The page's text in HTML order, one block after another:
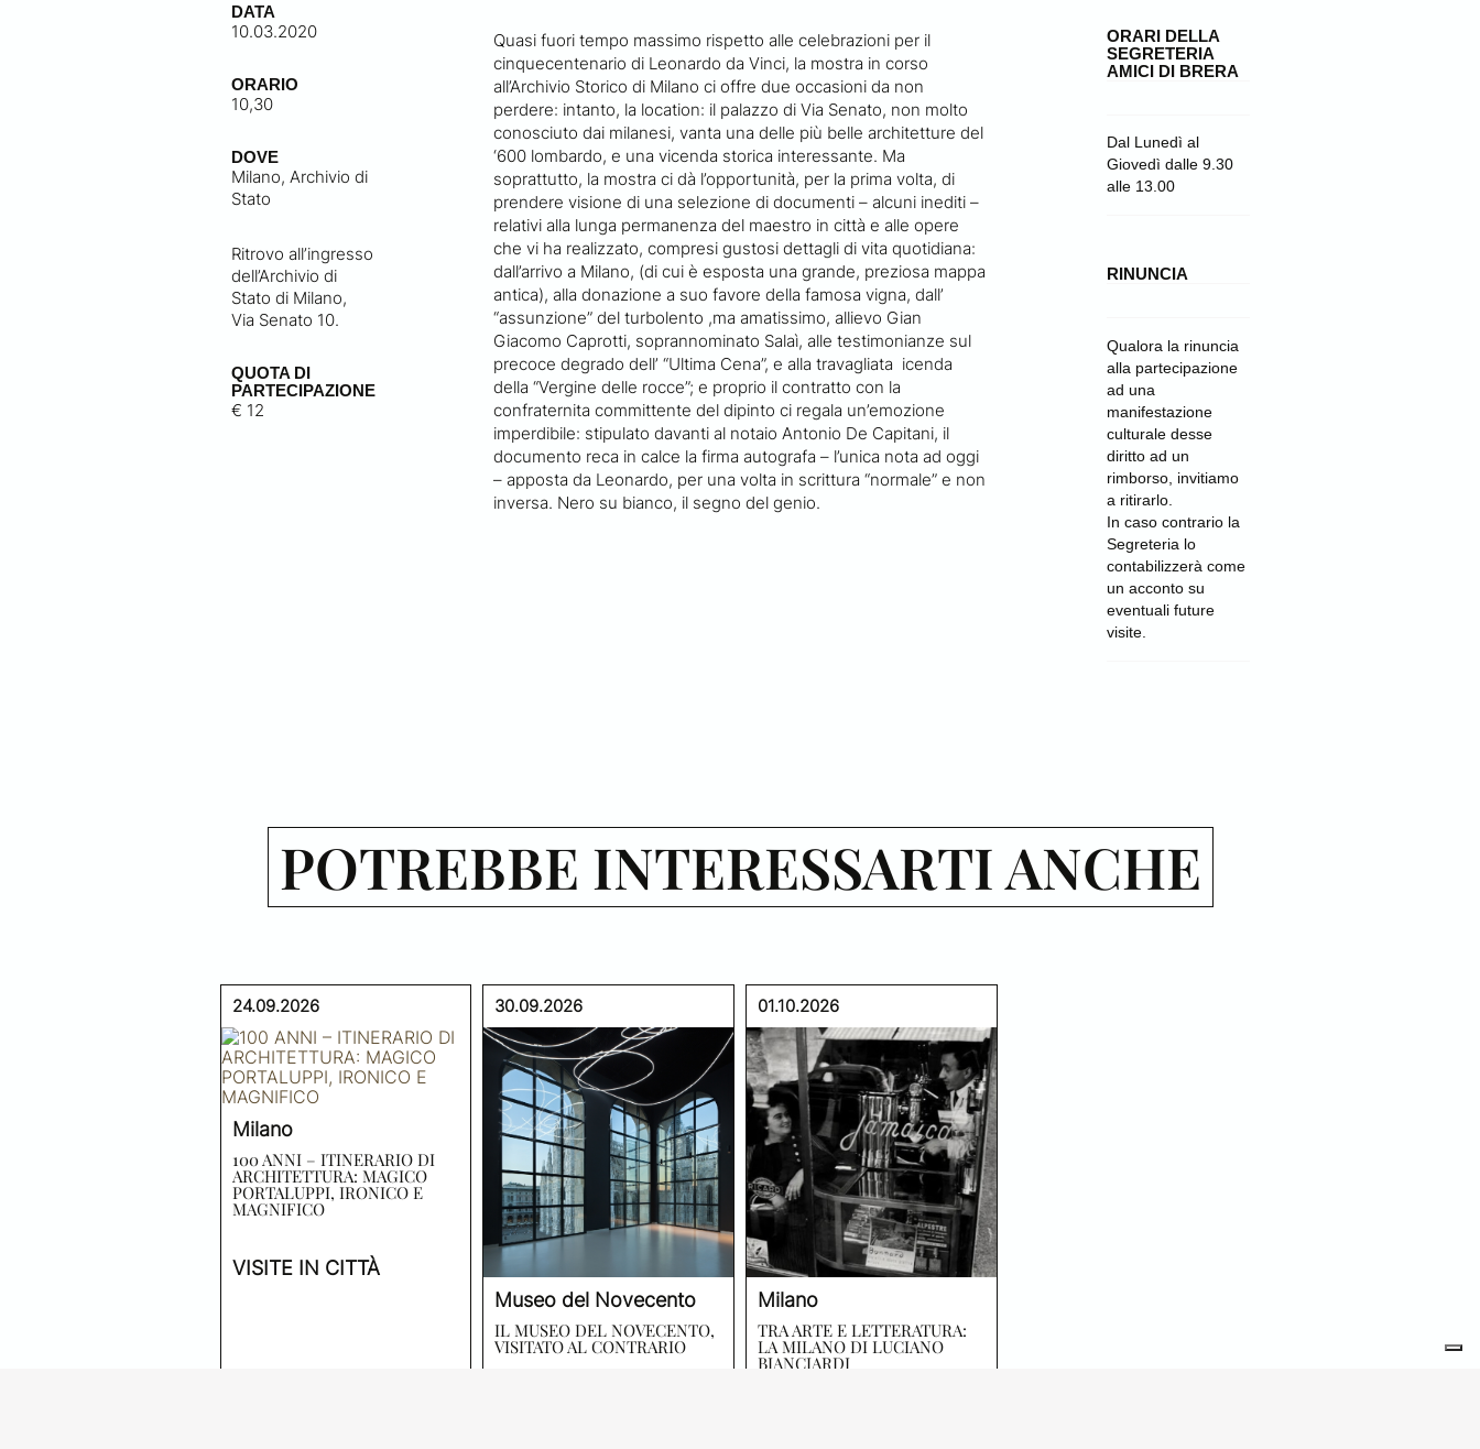
DATA
10.03.2020
ORARIO
10,30
DOVE
Milano, Archivio di
Stato
Ritrovo all’ingresso
dell’Archivio di
Stato di Milano,
Via Senato 10.
QUOTA DI
PARTECIPAZIONE
€ 12
Quasi fuori tempo massimo rispetto alle celebrazioni per il
cinquecentenario di Leonardo da Vinci, la mostra in corso
all’Archivio Storico di Milano ci offre due occasioni da non
perdere: intanto, la location: il palazzo di Via Senato, non molto
conosciuto dai milanesi, vanta una delle più belle architetture del
‘600 lombardo, e una vicenda storica interessante. Ma
soprattutto, la mostra ci dà l’opportunità, per la prima volta, di
prendere visione di una selezione di documenti – alcuni inediti –
relativi alla lunga permanenza del maestro in città e alle opere
che vi ha realizzato, compresi gustosi dettagli di vita quotidiana:
dall’arrivo a Milano, (di cui è esposta una grande, preziosa mappa
antica), alla donazione a suo favore della famosa vigna, dall’
“assunzione” del turbolento ,ma amatissimo, allievo Gian
Giacomo Caprotti, soprannominato Salaì, alle testimonianze sul
precoce degrado dell’ “Ultima Cena”, e alla travagliata icenda
della “Vergine delle rocce”; e proprio il contratto con la
confraternita committente del dipinto ci regala un’emozione
imperdibile: stipulato davanti al notaio Antonio De Capitani, il
documento reca in calce la firma autografa – l’unica nota ad oggi
– apposta da Leonardo, per una volta in scrittura “normale” e non
inversa. Nero su bianco, il segno del genio.
ORARI DELLA
SEGRETERIA
AMICI DI BRERA
Dal Lunedì al
Giovedì dalle 9.30
alle 13.00
RINUNCIA
Qualora la rinuncia
alla partecipazione
ad una
manifestazione
culturale desse
diritto ad un
rimborso, invitiamo
a ritirarlo.
In caso contrario la
Segreteria lo
contabilizzerà come
un acconto su
eventuali future
visite.
POTREBBE INTERESSARTI ANCHE
24.09.2026
Milano
100 ANNI – ITINERARIO DI
ARCHITETTURA: MAGICO
PORTALUPPI, IRONICO E
MAGNIFICO
VISITE IN CITTÀ
30.09.2026
Museo del Novecento
IL MUSEO DEL NOVECENTO,
VISITATO AL CONTRARIO
01.10.2026
Milano
TRA ARTE E LETTERATURA:
LA MILANO DI LUCIANO
BIANCIARDI